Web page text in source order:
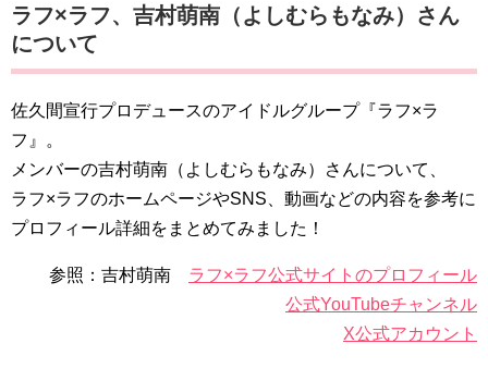
ラフ×ラフ、吉村萌南（よしむらもなみ）さん
について
佐久間宣行プロデュースのアイドルグループ『ラフ×ラ
フ』。
メンバーの吉村萌南（よしむらもなみ）さんについて、
ラフ×ラフのホームページやSNS、動画などの内容を参考に
プロフィール詳細をまとめてみました！
参照：吉村萌南 ラフ×ラフ公式サイトのプロフィール
公式YouTubeチャンネル
X公式アカウント